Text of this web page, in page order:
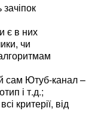
зачіпок
є в них
чи
сам Ютуб-канал –
і т.д.;
критерії, від